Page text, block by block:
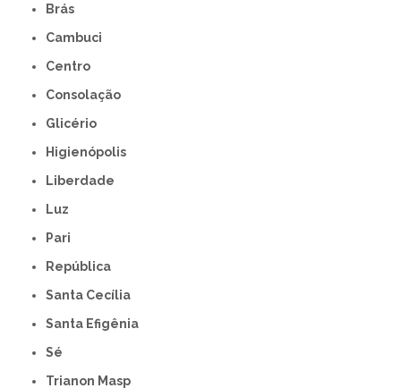
Brás
Cambuci
Centro
Consolação
Glicério
Higienópolis
Liberdade
Luz
Pari
República
Santa Cecília
Santa Efigênia
Sé
Trianon Masp